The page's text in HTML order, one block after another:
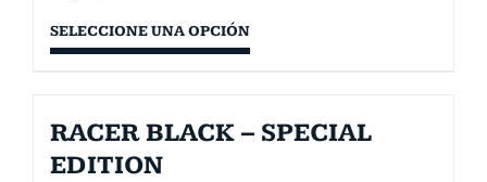
SELECCIONE UNA OPCIÓN
RACER BLACK – SPECIAL
EDITION